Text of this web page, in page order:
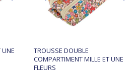
UNE
TROUSSE DOUBLE
COMPARTIMENT MILLE ET UNE
FLEURS